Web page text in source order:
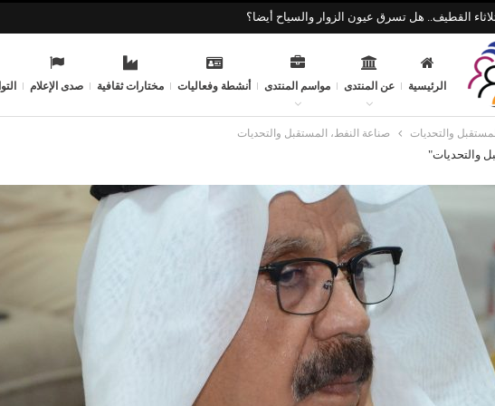
القطيف.. هل تسرق عيون الزوار والسياح أيضا؟
الرئيسية عن المنتدى مواسم المنتدى أنشطة وفعاليات مختارات ثقافية صدى الإعلام
والتحديات صناعة النفط، المستقبل والتحديات